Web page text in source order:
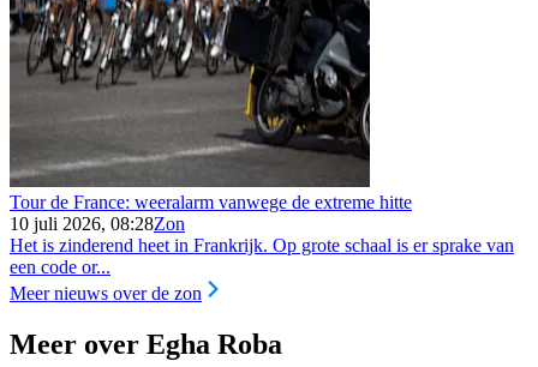
Tour de France: weeralarm vanwege de extreme hitte
10 juli 2026, 08:28Zon
Het is zinderend heet in Frankrijk. Op grote schaal is er sprake van
een code or...
Meer nieuws over de zon
Meer over Egha Roba